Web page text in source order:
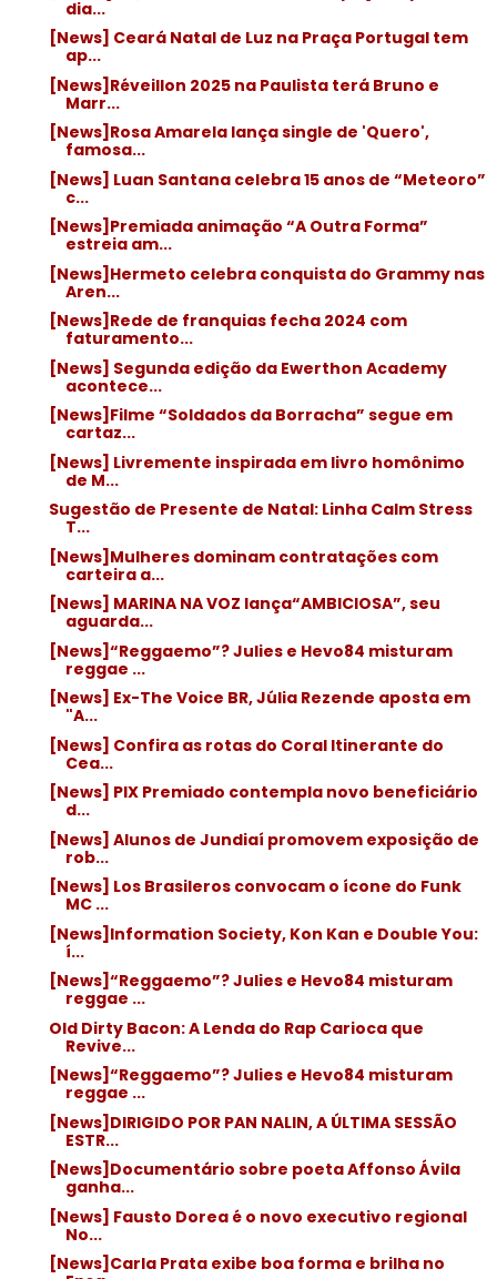
dia...
[News] Ceará Natal de Luz na Praça Portugal tem
ap...
[News]Réveillon 2025 na Paulista terá Bruno e
Marr...
[News]Rosa Amarela lança single de 'Quero',
famosa...
[News] Luan Santana celebra 15 anos de “Meteoro”
c...
[News]Premiada animação “A Outra Forma”
estreia am...
[News]Hermeto celebra conquista do Grammy nas
Aren...
[News]Rede de franquias fecha 2024 com
faturamento...
[News] Segunda edição da Ewerthon Academy
acontece...
[News]Filme “Soldados da Borracha” segue em
cartaz...
[News] Livremente inspirada em livro homônimo
de M...
Sugestão de Presente de Natal: Linha Calm Stress
T...
[News]Mulheres dominam contratações com
carteira a...
[News] MARINA NA VOZ lança“AMBICIOSA”, seu
aguarda...
[News]“Reggaemo”? Julies e Hevo84 misturam
reggae ...
[News] Ex-The Voice BR, Júlia Rezende aposta em
"A...
[News] Confira as rotas do Coral Itinerante do
Cea...
[News] PIX Premiado contempla novo beneficiário
d...
[News] Alunos de Jundiaí promovem exposição de
rob...
[News] Los Brasileros convocam o ícone do Funk
MC ...
[News]Information Society, Kon Kan e Double You:
í...
[News]“Reggaemo”? Julies e Hevo84 misturam
reggae ...
Old Dirty Bacon: A Lenda do Rap Carioca que
Revive...
[News]“Reggaemo”? Julies e Hevo84 misturam
reggae ...
[News]DIRIGIDO POR PAN NALIN, A ÚLTIMA SESSÃO
ESTR...
[News]Documentário sobre poeta Affonso Ávila
ganha...
[News] Fausto Dorea é o novo executivo regional
No...
[News]Carla Prata exibe boa forma e brilha no